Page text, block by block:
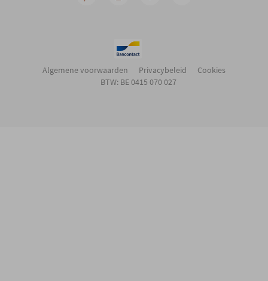
Algemene voorwaarden Privacybeleid
Cookies
BTW: BE 0415 070 027